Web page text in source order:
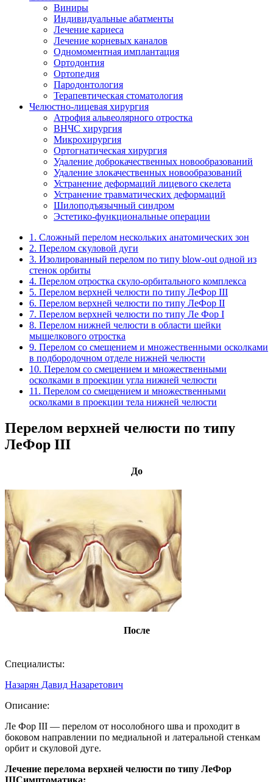
Виниры
Индивидуальные абатменты
Лечение кариеса
Лечение корневых каналов
Одномоментная имплантация
Ортодонтия
Ортопедия
Пародонтология
Терапевтическая стоматология
Челюстно-лицевая хирургия
Атрофия альвеолярного отростка
ВНЧС хирургия
Микрохирургия
Ортогнатическая хирургия
Удаление доброкачественных новообразований
Удаление злокачественных новообразований
Устранение деформаций лицевого скелета
Устранение травматических деформаций
Шилоподъязычный синдром
Эстетико-функциональные операции
1. Сложный перелом нескольких анатомических зон
2. Перелом скуловой дуги
3. Изолированный перелом по типу blow-out одной из
стенок орбиты
4. Перелом отростка скуло-орбитального комплекса
5. Перелом верхней челюсти по типу ЛеФор III
6. Перелом верхней челюсти по типу ЛеФор II
7. Перелом верхней челюсти по типу Ле Фор I
8. Перелом нижней челюсти в области шейки
мыщелкового отростка
9. Перелом со смещением и множественными осколками
в подбородочном отделе нижней челюсти
10. Перелом со смещением и множественными
осколками в проекции угла нижней челюсти
11. Перелом со смещением и множественными
осколками в проекции тела нижней челюсти
Перелом верхней челюсти по типу
ЛеФор III
До
После
Специалисты:
Назарян Давид Назаретович
Описание:
Ле Фор III — перелом от носолобного шва и проходит в
боковом направлении по медиальной и латеральной стенкам
орбит и скуловой дуге.
Лечение перелома верхней челюсти по типу ЛеФор
IIIСимптоматика: